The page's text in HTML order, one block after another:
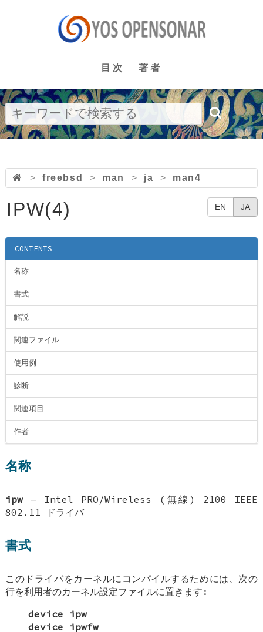
目次 著者
> freebsd > man > ja > man4
EN JA
IPW(4)
CONTENTS
名称
書式
解説
関連ファイル
使用例
診断
関連項目
作者
名称
ipw — Intel PRO/Wireless (無線) 2100 IEEE
802.11 ドライバ
書式
このドライバをカーネルにコンパイルするためには、次の
行を利用者のカーネル設定ファイルに置きます:
device ipw
device ipwfw